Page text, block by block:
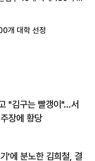
개 대학 선정
"김구는 빨갱이"…서
장에 황당
'에 분노한 김희철, 결